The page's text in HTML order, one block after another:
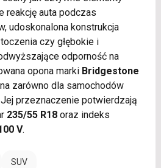
reakcję auta podczas
udoskonalona konstrukcja
czy głębokie i
odporność na
opona marki Bridgestone
zarówno dla samochodów
przeznaczenie potwierdzają
235/55 R18oraz indeks
V.
SUV